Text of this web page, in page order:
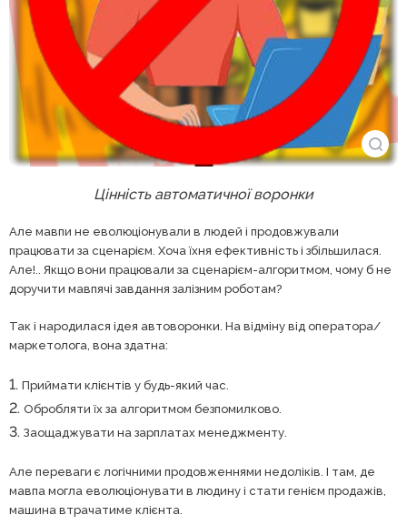
Цінність автоматичної воронки
Але мавпи не еволюціонували в людей і продовжували
працювати за сценарієм. Хоча їхня ефективність і збільшилася.
Але!.. Якщо вони працювали за сценарієм-алгоритмом, чому б не
доручити мавпячі завдання залізним роботам?
Так і народилася ідея автоворонки. На відміну від оператора/
маркетолога, вона здатна:
Приймати клієнтів у будь-який час.
Обробляти їх за алгоритмом безпомилково.
Заощаджувати на зарплатах менеджменту.
Але переваги є логічними продовженнями недоліків. І там, де
мавпа могла еволюціонувати в людину і стати генієм продажів,
машина втрачатиме клієнта.